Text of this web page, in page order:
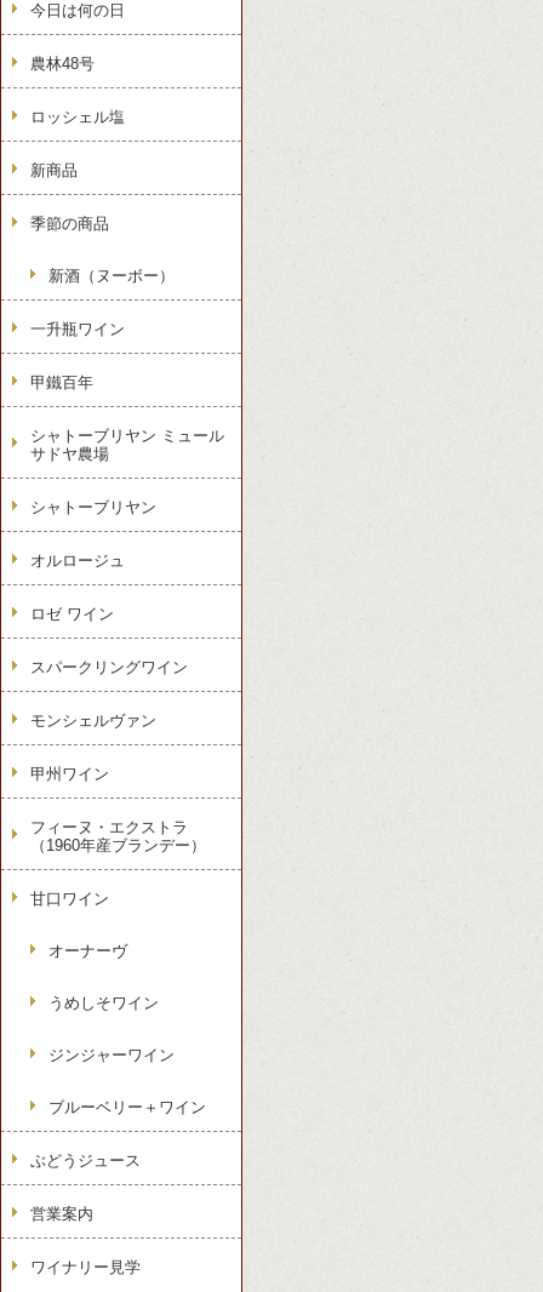
今日は何の日
農林48号
ロッシェル塩
新商品
季節の商品
新酒（ヌーボー）
一升瓶ワイン
甲鐵百年
シャトーブリヤン ミュール
サドヤ農場
シャトーブリヤン
オルロージュ
ロゼ ワイン
スパークリングワイン
モンシェルヴァン
甲州ワイン
フィーヌ・エクストラ
（1960年産ブランデー）
甘口ワイン
オーナーヴ
うめしそワイン
ジンジャーワイン
ブルーベリー＋ワイン
ぶどうジュース
営業案内
ワイナリー見学